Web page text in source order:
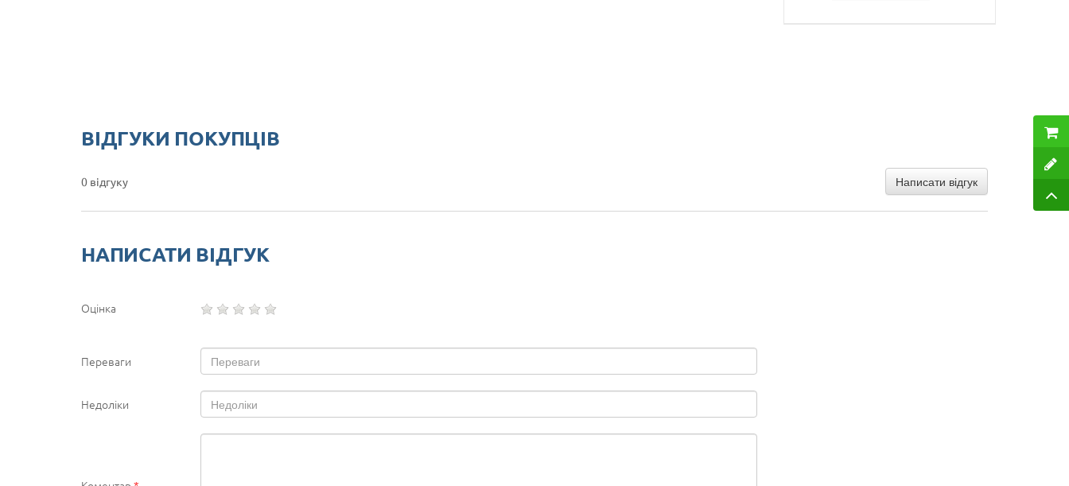
ВІДГУКИ ПОКУПЦІВ
0 відгуку Написати відгук
НАПИСАТИ ВІДГУК
Оцінка
Переваги
Недоліки